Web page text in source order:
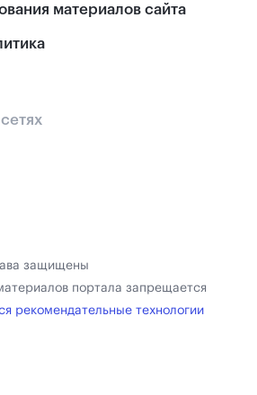
материалов сайта
защищены
портала запрещается
рекомендательные технологии